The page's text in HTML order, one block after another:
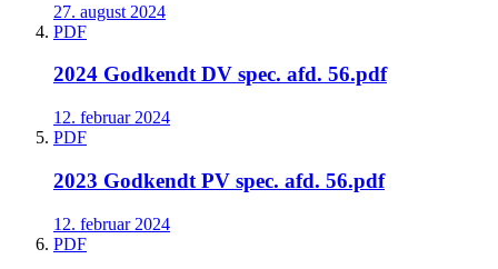
27. august 2024
PDF
2024 Godkendt DV spec. afd. 56.pdf
12. februar 2024
PDF
2023 Godkendt PV spec. afd. 56.pdf
12. februar 2024
PDF